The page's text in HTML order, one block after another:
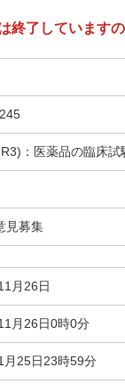
終了しています
：医薬品の臨床
見募集
月26日
月26日0時0分
月25日23時59分